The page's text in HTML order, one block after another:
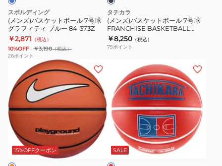
ン
ド
2.0
BS2026-
3317
ー
ル
7
号
球
フ
ィ
テ
ィ
ル
ー
スポルディング
(メンズ)バスケットボール 7号球
グラフィティ ブルー 84-373Z
￥2,871 （税込）
10%OFF ￥3,190（税込）
26ポイント
ー
ル
7
号
FRANCHISE
BASKETBALL
BLKORG
SB7-
X24205
タチカラ
(メンズ)バスケットボール 7号球
FRANCHISE BASKETBALL
BLKORG SB7-X24205
￥8,250 （税込）
75ポイント
ズ)
バ
ス
ケ
ッ
ト
ボ
15%OFFクーポン
ズ)
バ
ス
ケ
ト
ボ
SALE
レ
ッ
ド